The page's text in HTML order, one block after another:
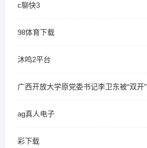
c聊快3
98体育下载
沐鸣2平台
广西开放大学原党委书记李卫东被“双开”
ag真人电子
彩下载